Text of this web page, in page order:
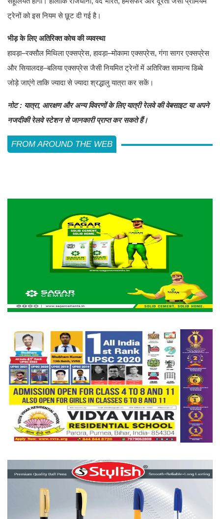
ट्रेनों को इस नियम से छूट दी गई है।
भीड़ के लिए अतिरिक्त कोच की व्यवस्था
हावड़ा–रक्सौल मिथिला एक्सप्रेस, हावड़ा–मोकामा एक्सप्रेस, गंगा सागर एक्सप्रेस
और सियालदह–बलिया एक्सप्रेस जैसी नियमित ट्रेनों में अतिरिक्त सामान्य डिब्बे
जोड़े जाएंगे ताकि ज्यादा से ज्यादा श्रद्धालु यात्रा कर सकें।
नोट : यात्रा, आरक्षण और अन्य विवरणों के लिए यात्री रेलवे की वेबसाइट या अपने
नजदीकी रेलवे स्टेशन से जानकारी प्राप्त कर सकते हैं।
FROM AROUND THE WEB